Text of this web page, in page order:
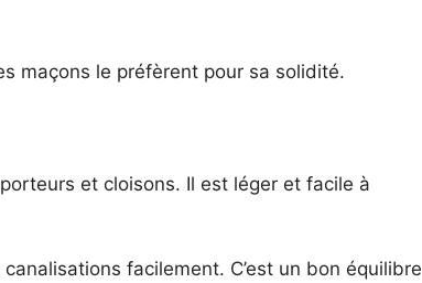
maçons le préfèrent pour sa solidité.
et cloisons. Il est léger et facile à
facilement. C’est un bon équilibre